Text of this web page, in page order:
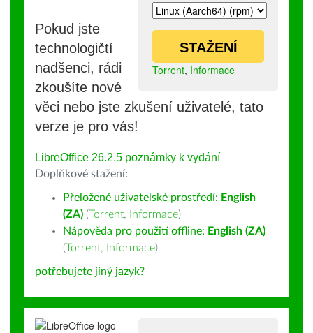
STAŽENÍ
Torrent, Informace
Pokud jste
technologičtí
nadšenci, rádi
zkoušíte nové
věci nebo jste zkušení uživatelé, tato
verze je pro vás!
LibreOffice 26.2.5 poznámky k vydání
Doplňkové stažení:
Přeložené uživatelské prostředí: English
(ZA) (Torrent, Informace)
Nápověda pro použití offline: English (ZA)
(Torrent, Informace)
potřebujete jiný jazyk?